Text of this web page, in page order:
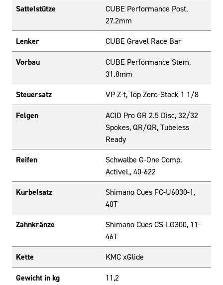
Sattelstütze
CUBE Performance Post,
27.2mm
Lenker CUBE Gravel Race Bar
Vorbau
CUBE Performance Stem,
31.8mm
Steuersatz VP Z-t, Top Zero-Stack 1 1/8
Felgen
ACID Pro GR 2.5 Disc, 32/32
Spokes, QR/QR, Tubeless
Ready
Reifen
Schwalbe G-One Comp,
ActiveL, 40-622
Kurbelsatz
Shimano Cues FC-U6030-1,
40T
Zahnkränze
Shimano Cues CS-LG300, 11-
46T
Kette KMC xGlide
Gewicht in kg 11,2